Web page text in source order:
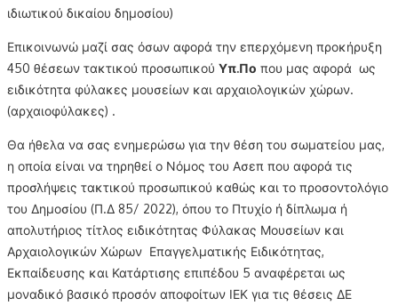
ιδιωτικού δικαίου δημοσίου)
Επικοινωνώ μαζί σας όσων αφορά την επερχόμενη προκήρυξη
450 θέσεων τακτικού προσωπικού Υπ.Πο που μας αφορά ως
ειδικότητα φύλακες μουσείων και αρχαιολογικών χώρων.
(αρχαιοφύλακες) .
Θα ήθελα να σας ενημερώσω για την θέση του σωματείου μας,
η οποία είναι να τηρηθεί ο Νόμος του Ασεπ που αφορά τις
προσλήψεις τακτικού προσωπικού καθώς και το προσοντολόγιο
του Δημοσίου (Π.Δ 85/ 2022), όπου το Πτυχίο ή δίπλωμα ή
απολυτήριος τίτλος ειδικότητας Φύλακας Μουσείων και
Αρχαιολογικών Χώρων Επαγγελματικής Ειδικότητας,
Εκπαίδευσης και Κατάρτισης επιπέδου 5 αναφέρεται ως
μοναδικό βασικό προσόν αποφοίτων ΙΕΚ για τις θέσεις ΔΕ